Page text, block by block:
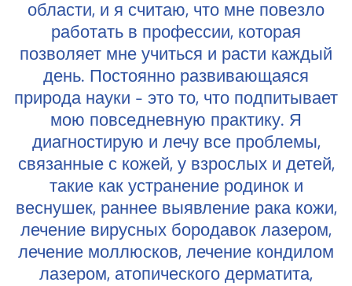
области, и я считаю, что мне повезло
работать в профессии, которая
позволяет мне учиться и расти каждый
день. Постоянно развивающаяся
природа науки - это то, что подпитывает
мою повседневную практику. Я
диагностирую и лечу все проблемы,
связанные с кожей, у взрослых и детей,
такие как устранение родинок и
веснушек, раннее выявление рака кожи,
лечение вирусных бородавок лазером,
лечение моллюсков, лечение кондилом
лазером, атопического дерматита,